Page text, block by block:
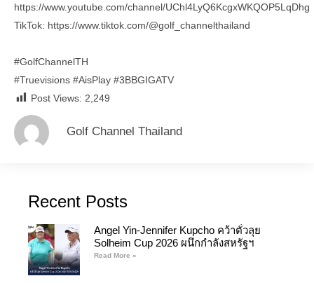
https://www.youtube.com/channel/UChl4LyQ6KcgxWKQOP5LqDhg
TikTok: https://www.tiktok.com/@golf_channelthailand
#GolfChannelTH
#Truevisions #AisPlay #3BBGIGATV
Post Views: 2,249
Golf Channel Thailand
Recent Posts
Angel Yin-Jennifer Kupcho คว้าตั๋วลุย
Solheim Cup 2026 ผนึกกำลังสหรัฐฯ
Read More »